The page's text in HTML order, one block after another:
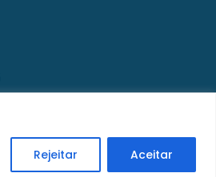
Rejeitar Aceitar